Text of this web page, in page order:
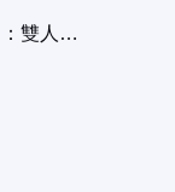
冰火姊弟：雙人迷宮